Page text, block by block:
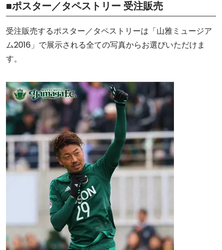
■ポスター／タペストリー 受注販売
受注販売するポスター／タペストリーは「山雅ミュージア
ム2016」で展示される全ての写真からお選びいただけま
す。